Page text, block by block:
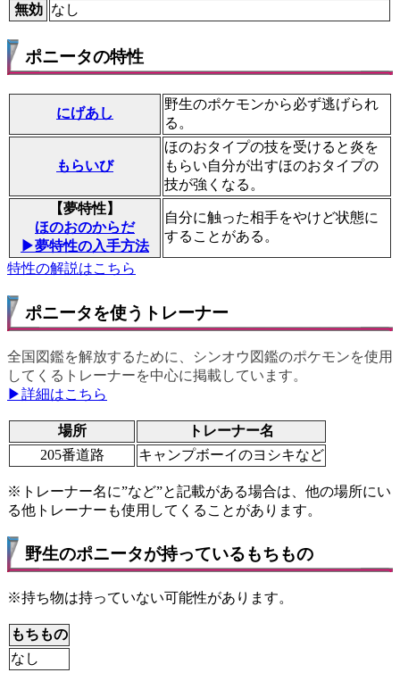
無効
なし
ポニータの特性
にげあし
野生のポケモンから必ず逃げられ
る。
もらいび
ほのおタイプの技を受けると炎を
もらい自分が出すほのおタイプの
技が強くなる。
【夢特性】
ほのおのからだ
▶夢特性の入手方法
自分に触った相手をやけど状態に
することがある。
特性の解説はこちら
ポニータを使うトレーナー
全国図鑑を解放するために、シンオウ図鑑のポケモンを使用
してくるトレーナーを中心に掲載しています。
▶詳細はこちら
場所
トレーナー名
205番道路
キャンプボーイのヨシキなど
※トレーナー名に”など”と記載がある場合は、他の場所にい
る他トレーナーも使用してくることがあります。
野生のポニータが持っているもちもの
※持ち物は持っていない可能性があります。
もちもの
なし